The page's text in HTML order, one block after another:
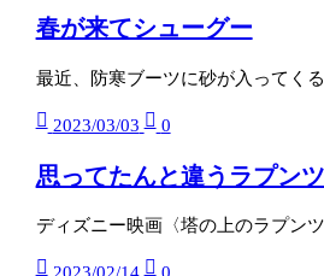
春が来てシューグー
最近、防寒ブーツに砂が入ってく
2023/03/03 0
思ってたんと違うラプン
ディズニー映画〈塔の上のラプン